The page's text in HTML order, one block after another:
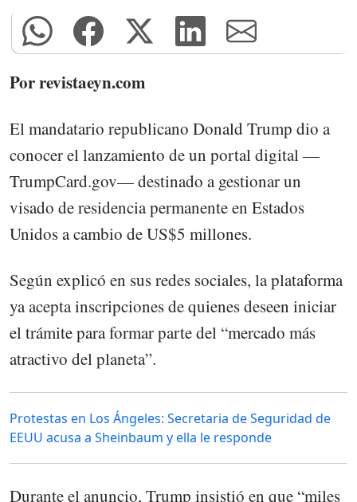
Por revistaeyn.com
El mandatario republicano Donald Trump dio a
conocer el lanzamiento de un portal digital —
TrumpCard.gov— destinado a gestionar un
visado de residencia permanente en Estados
Unidos a cambio de US$5 millones.
Según explicó en sus redes sociales, la plataforma
ya acepta inscripciones de quienes deseen iniciar
el trámite para formar parte del “mercado más
atractivo del planeta”.
Protestas en Los Ángeles: Secretaria de Seguridad de
EEUU acusa a Sheinbaum y ella le responde
Durante el anuncio, Trump insistió en que “miles